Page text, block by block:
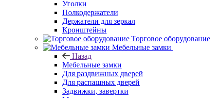
Уголки
Полкодержатели
Держатели для зеркал
Кронштейны
Торговое оборудование
Мебельные замки
Назад
Мебельные замки
Для раздвижных дверей
Для распашных дверей
Задвижки, завертки